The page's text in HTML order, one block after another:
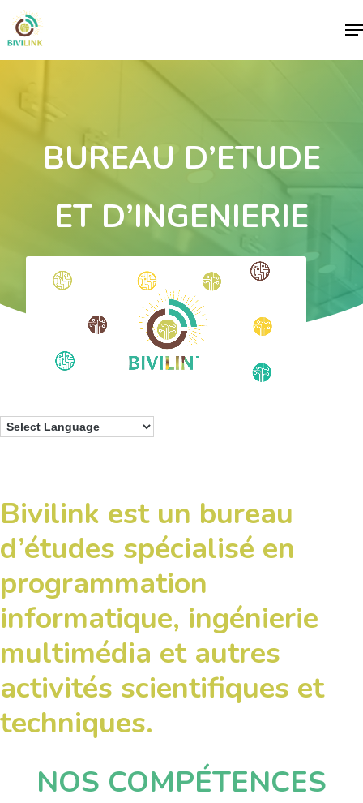
BUREAU D’ETUDE
ET D’INGENIERIE
Bivilink est un bureau
d’études spécialisé en
programmation
informatique, ingénierie
multimédia et autres
activités scientifiques et
techniques.
NOS COMPÉTENCES